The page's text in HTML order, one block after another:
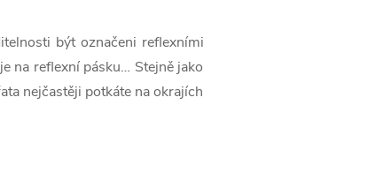
být označeni reflexními
na reflexní pásku… Stejně jako
nejčastěji potkáte na okrajích